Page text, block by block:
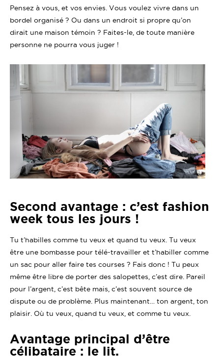
Pensez à vous, et vos envies. Vous voulez vivre dans un
bordel organisé ? Ou dans un endroit si propre qu’on
dirait une maison témoin ? Faites-le, de toute manière
personne ne pourra vous juger !
Second avantage : c’est fashion
week tous les jours !
Tu t’habilles comme tu veux et quand tu veux. Tu veux
être une bombasse pour télé-travailler et t’habiller comme
un sac pour aller faire tes courses ? Fais donc ! Tu peux
même être libre de porter des salopettes, c’est dire. Pareil
pour l’argent, c’est bête mais, c’est souvent source de
dispute ou de problème. Plus maintenant… ton argent, ton
plaisir. Où tu veux, quand tu veux, et comme tu veux.
Avantage principal d’être
célibataire : le lit.